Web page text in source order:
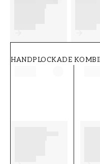
HANDPLOCKADE